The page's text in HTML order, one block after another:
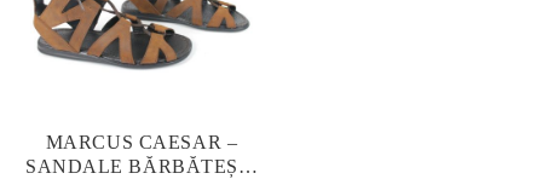
MARCUS CAESAR –
SANDALE BĂRBĂTEȘTI